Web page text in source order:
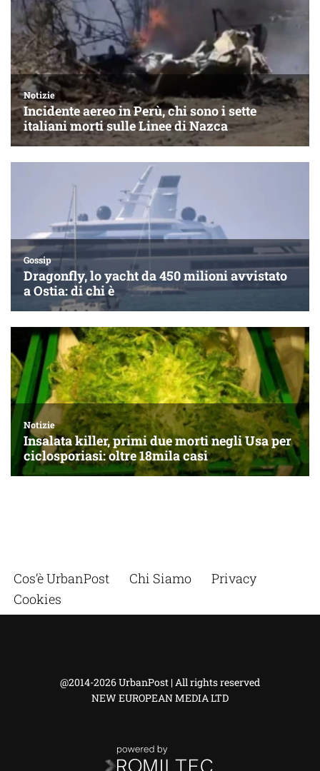
Cos’è UrbanPost Chi Siamo
Privacy
Cookies
@2014-2026 UrbanPost | All rights reserved
NEW EUROPEAN MEDIA LTD